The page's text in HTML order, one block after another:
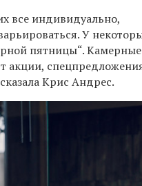
все индивидуально,
У
пятницы“. Камерные
акции,
Крис Андрес.